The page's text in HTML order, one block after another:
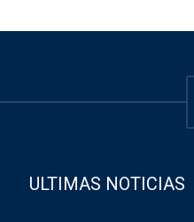
ULTIMAS NOTICIAS